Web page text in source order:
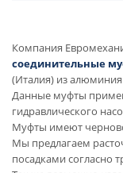
Компания
соединительные
(Италия) из
Данные муфты
гидравлического
Муфты имеют
Мы предлагаем
посадками согласно